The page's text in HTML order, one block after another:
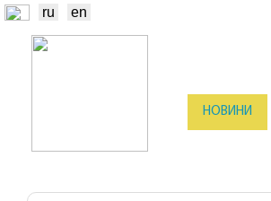
ru en
НОВИНИ